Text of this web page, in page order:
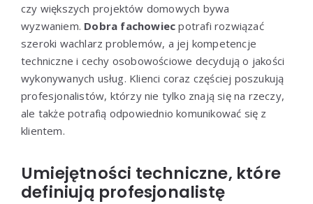
czy większych projektów domowych bywa
wyzwaniem. Dobra fachowiec potrafi rozwiązać
szeroki wachlarz problemów, a jej kompetencje
techniczne i cechy osobowościowe decydują o jakości
wykonywanych usług. Klienci coraz częściej poszukują
profesjonalistów, którzy nie tylko znają się na rzeczy,
ale także potrafią odpowiednio komunikować się z
klientem.
Umiejętności techniczne, które
definiują profesjonalistę